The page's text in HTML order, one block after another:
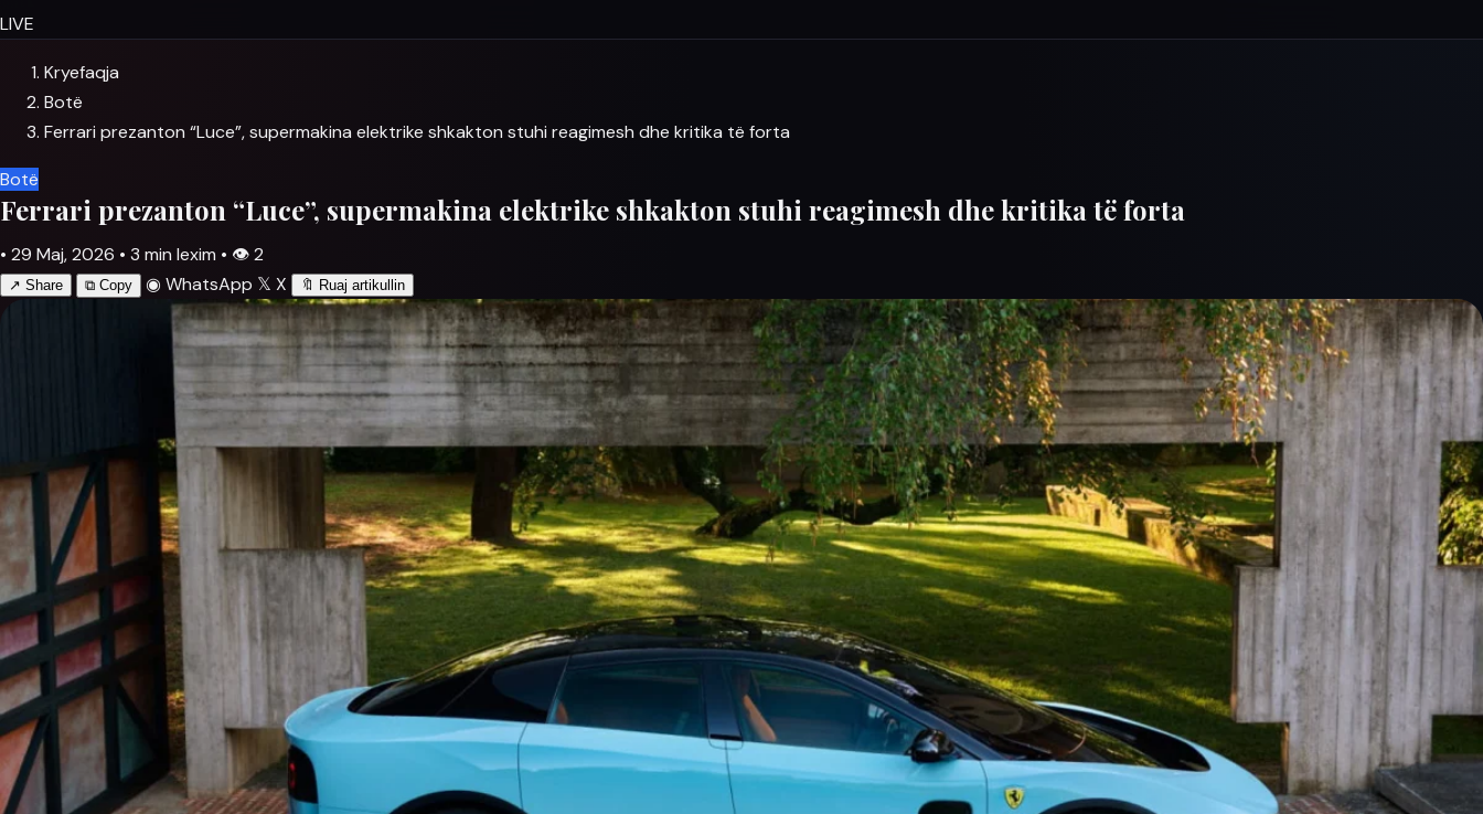
LIVE
Kryefaqja
Botë
Ferrari prezanton “Luce”, supermakina elektrike shkakton stuhi reagimesh dhe kritika të forta
Botë
Ferrari prezanton “Luce”, supermakina elektrike shkakton stuhi reagimesh dhe kritika të forta
• 29 Maj, 2026 • 3 min lexim • 👁2
↗ Share ⧉ Copy ◉ WhatsApp 𝕏 X 🔖 Ruaj artikullin